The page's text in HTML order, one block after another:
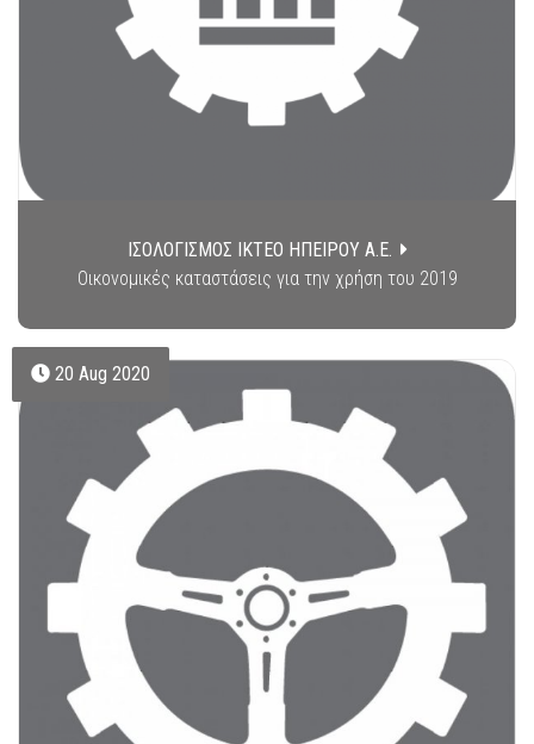
ΙΣΟΛΟΓΙΣΜΟΣ ΙΚΤΕΟ ΗΠΕΙΡΟΥ Α.Ε.
Οικονομικές καταστάσεις για την χρήση του 2019
20 Aug 2020